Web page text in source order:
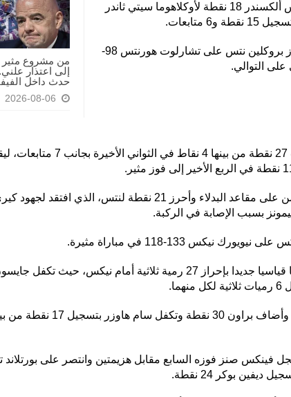
من مشروع مثير
إلى اعتذار
حدث داخل
2026-08-06
وسجل شاي جيلجيوس ألكسندر 18 نقطة لأوكلاهوما سيتي ثاندر
متابعات.
وفي مباراة أخرى، فاز بروكلين نتس على تشارلوت هورنتس 98-
وسجل كيفين دورانت 27 نقطة من بينها 4 نقاط في
وشارك كام توماس من على مقاعد البدلاء وأحرز 21 نقطة لنتس، الذي
بسبب الإصابة في الركبة.
نيكس 133-118 في مباراة مثيرة.
وسجل سيلتكس رقما قياسيا جديدا بإحراز 27 رمية ثلاثية أمام نيكس، حيث تكفل
فينكس صنز فوزه السابع مقابل هزيمتين وانتصر على بورتلاند